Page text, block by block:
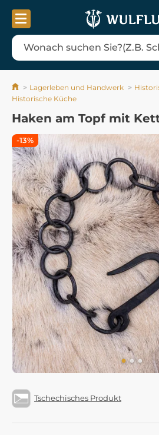
Lagerleben und Handwerk
Historische Küche
Haken am Topf mit
Tschechisches Produkt
-13%